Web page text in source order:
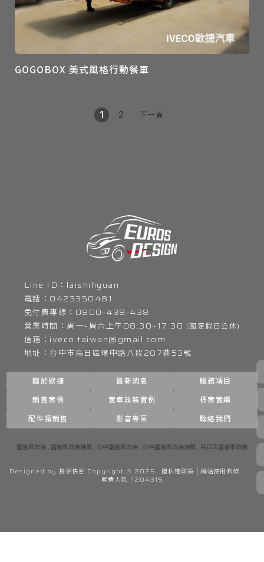
GOGOBOX 美式風格行動餐車
1 2 下一頁
laishihyuan
0423350481
0800-438-438
周六上午08:30~17:30
iveco.taiwan@gmail.com
台中市烏日區環中路八段207巷53號
關於歐捷 最新消息
服務項目
銷售案例
實車改裝實例
標案實績
配件類銷售
影音專區 聯絡我們
露營車改裝 露營車改裝推薦 台中露營車改裝 台中露營車改裝推薦 烏日區露營車改裝
Designed by 揚京快客 Copyright © 2026 隱私權政策 網站使用條款
..
累積人氣: 1204315